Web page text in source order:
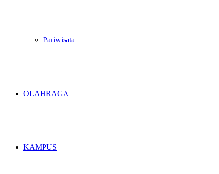
Pariwisata
OLAHRAGA
KAMPUS